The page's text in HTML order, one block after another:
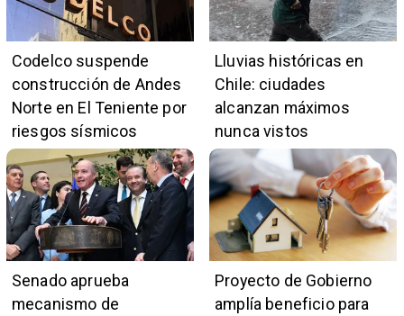
Codelco suspende
construcción de Andes
Norte en El Teniente por
riesgos sísmicos
Lluvias históricas en
Chile: ciudades
alcanzan máximos
nunca vistos
Senado aprueba
mecanismo de
Proyecto de Gobierno
amplía beneficio para